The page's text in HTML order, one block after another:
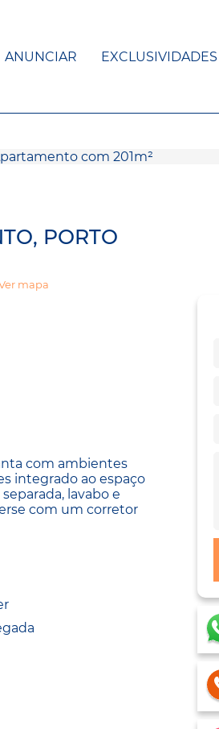
ANUNCIAR EXCLUSIVIDADES
PORTO
mapa
com ambientes
integrado ao espaço
lavabo e
com um corretor